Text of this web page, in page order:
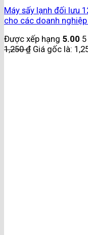
Máy sấy lạnh đối lưu
cho các doanh
Được xếp hạng 5.00
1,250₫ Giá gốc là: